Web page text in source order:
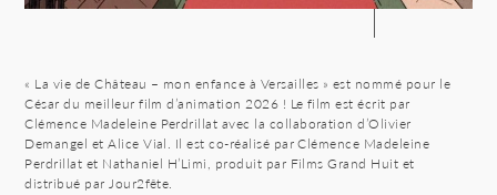
« La vie de Château – mon enfance à Versailles » est nommé pour le
César du meilleur film d’animation 2026 ! Le film est écrit par
Clémence Madeleine Perdrillat avec la collaboration d’Olivier
Demangel et Alice Vial. Il est co-réalisé par Clémence Madeleine
Perdrillat et Nathaniel H’Limi, produit par Films Grand Huit et
distribué par Jour2fête.